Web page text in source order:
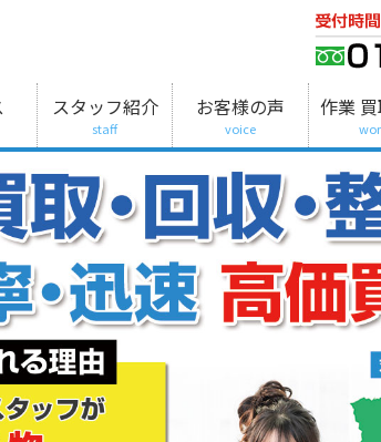
スタッフ紹介
staff
お客様の声
voice
作業